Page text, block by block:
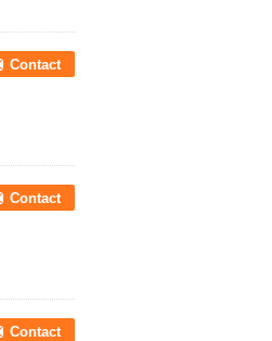
Contact
Contact
Contact